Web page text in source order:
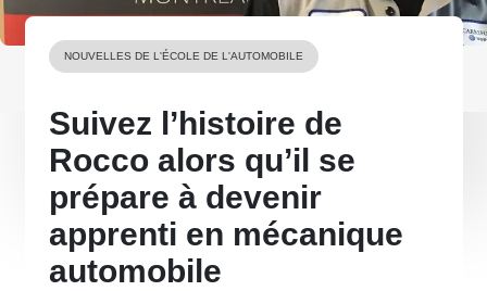
NOUVELLES DE L'ÉCOLE DE L'AUTOMOBILE
Suivez l’histoire de
Rocco alors qu’il se
prépare à devenir
apprenti en mécanique
automobile